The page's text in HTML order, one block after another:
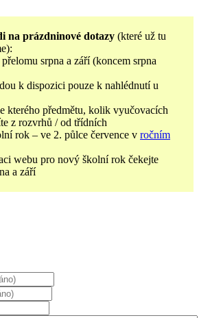
na prázdninové dotazy (které už tu
srpna a září (koncem srpna
k dispozici pouze k nahlédnutí u
kterého předmětu, kolik vyučovacích
z rozvrhů / od třídních
rok – ve 2. půlce července v ročním
webu pro nový školní rok čekejte
a září